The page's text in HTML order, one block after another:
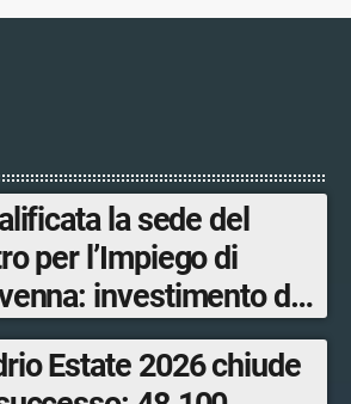
la sede del
per l’Impiego di
investimento da
250mila euro
Estate 2026 chiude